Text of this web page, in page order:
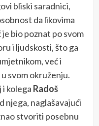
bliski saradnici,
da likovima
bio poznat po svom
i ljudskosti, što ga
već i
svom okruženju.
kolega Radoš
naglašavajući
stvoriti posebnu